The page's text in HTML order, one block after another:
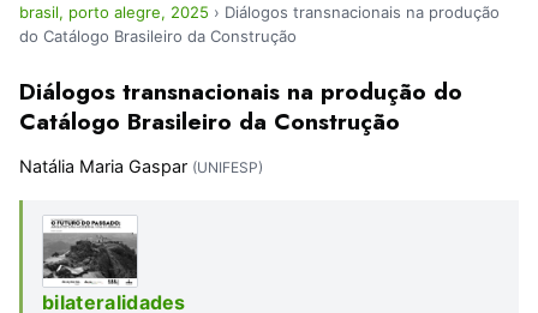
brasil, porto alegre, 2025 › Diálogos transnacionais na produção
do Catálogo Brasileiro da Construção
Diálogos transnacionais na produção do
Catálogo Brasileiro da Construção
Natália Maria Gaspar (UNIFESP)
bilateralidades